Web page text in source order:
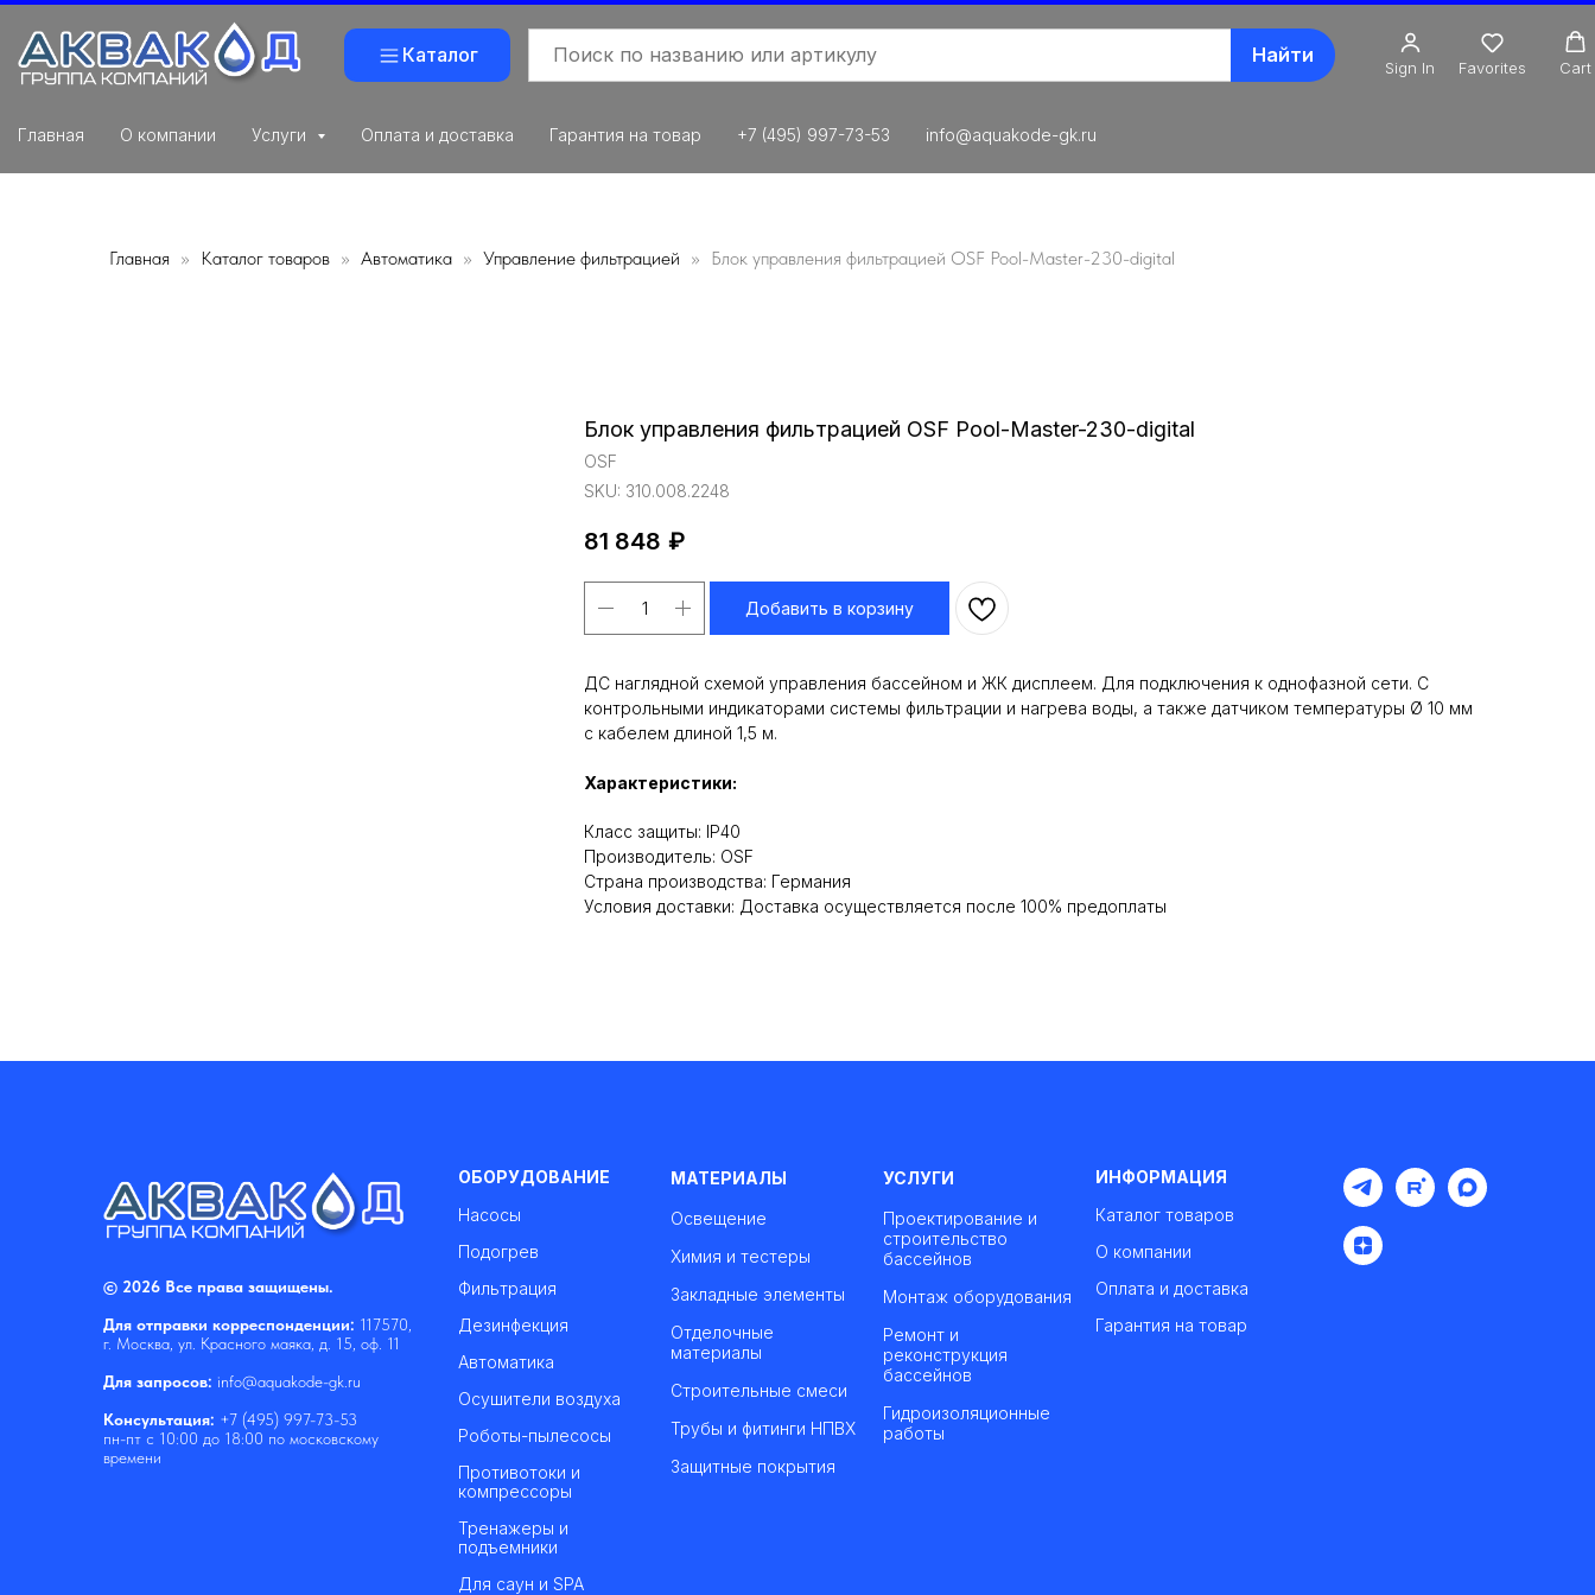
Каталог Найти
Sign In Favorites Cart
Главная О компании Услуги Оплата и доставка Гарантия на товар +7 (495) 997-73-53 info@aquakode-gk.ru
Главная Каталог товаров Автоматика Управление фильтрацией Блок управления фильтрацией OSF Pool-Master-230-digital
Блок управления фильтрацией OSF Pool-Master-230-digital
OSF
SKU: 310.008.2248
81 848 ₽
Добавить в корзину
ДС наглядной схемой управления бассейном и ЖК дисплеем. Для подключения к однофазной сети. С
контрольными индикаторами системы фильтрации и нагрева воды, а также датчиком температуры Ø 10 мм
с кабелем длиной 1,5 м.
Характеристики:
Класс защиты: IP40
Производитель: OSF
Cтрана производства: Германия
Условия доставки: Доставка осуществляется после 100% предоплаты
© 2026 Все права защищены.
Для отправки корреспонденции: 117570,
г. Москва, ул. Красного маяка, д. 15, оф. 11
Для запросов: info@aquakode-gk.ru
Консультация: +7 (495) 997-73-53
пн-пт с 10:00 до 18:00 по московскому
времени
ОБОРУДОВАНИЕ
Насосы
Подогрев
Фильтрация
Дезинфекция
Автоматика
Осушители воздуха
Роботы-пылесосы
Противотоки и
компрессоры
Тренажеры и
подъемники
Для саун и SPA
МАТЕРИАЛЫ
Освещение
Химия и тестеры
Закладные элементы
Отделочные
материалы
Строительные смеси
Трубы и фитинги НПВХ
Защитные покрытия
УСЛУГИ
Проектирование и
строительство
бассейнов
Монтаж оборудования
Ремонт и
реконструкция
бассейнов
Гидроизоляционные
работы
ИНФОРМАЦИЯ
Каталог товаров
О компании
Оплата и доставка
Гарантия на товар